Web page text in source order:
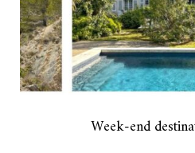
Week-end